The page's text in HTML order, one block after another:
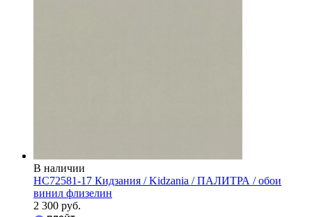
В наличии
HC72581-17 Кидзания / Kidzania / ПАЛИТРА / обои
винил флизелин
2 300 руб.